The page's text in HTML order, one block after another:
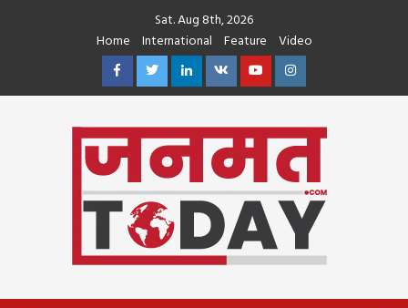
Sat. Aug 8th, 2026
Home
International Feature
Video
FacebookTwitterLinkedin
VK YoutubeInstagram